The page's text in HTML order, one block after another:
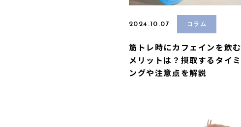
2024.10.07 コラム
筋トレ時にカフェインを飲む
メリットは？摂取するタイミ
ングや注意点を解説